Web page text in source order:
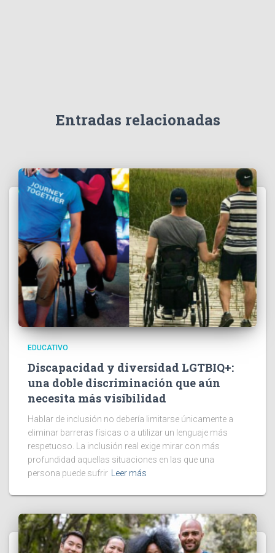
Entradas relacionadas
EDUCATIVO
Discapacidad y diversidad LGTBIQ+:
una doble discriminación que aún
necesita más visibilidad
Hablar de inclusión no debería limitarse únicamente a
eliminar barreras físicas o a utilizar un lenguaje más
respetuoso. La inclusión real exige mirar con más
profundidad aquellas situaciones en las que una
persona puede sufrir Leer más